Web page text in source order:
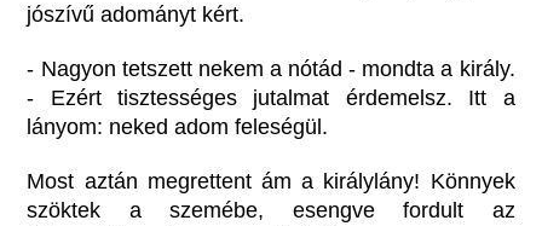
jószívű adományt kért.
- Nagyon tetszett nekem a nótád - mondta a király.
- Ezért tisztességes jutalmat érdemelsz. Itt a
lányom: neked adom feleségül.
Most aztán megrettent ám a királylány! Könnyek
szöktek a szemébe, esengve fordult az